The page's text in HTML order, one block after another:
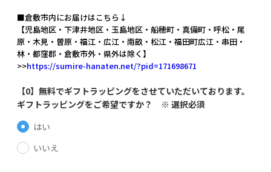
■倉敷市内にお届けはこちら↓
【児島地区・下津井地区・玉島地区・船穂町・真備町・呼松・尾
原・木見・曽原・福江・広江・南畝・松江・福田町広江・串田・
林・都窪郡・倉敷市外・県外は除く】
>>https://sumire-hanaten.net/?pid=171698671
【0】無料でギフトラッピングをさせていただいております。
ギフトラッピングをご希望ですか？ ※ 選択必須
はい
いいえ